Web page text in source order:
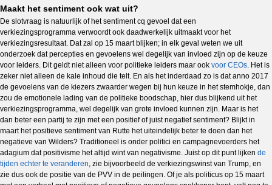
Maakt het sentiment ook wat uit?
De slotvraag is natuurlijk of het sentiment cq gevoel dat een
verkiezingsprogramma verwoordt ook daadwerkelijk uitmaakt voor het
verkiezingsresultaat. Dat zal op 15 maart blijken; in elk geval weten we uit
onderzoek dat percepties en gevoelens wel degelijk van invloed zijn op de keuze
voor leiders. Dit geldt niet alleen voor politieke leiders maar ook voor CEOs. Het is
zeker niet alleen de kale inhoud die telt. En als het inderdaad zo is dat anno 2017
de gevoelens van de kiezers zwaarder wegen bij hun keuze in het stemhokje, dan
zou de emotionele lading van de politieke boodschap, hier dus blijkend uit het
verkiezingsprogramma, wel degelijk van grote invloed kunnen zijn. Maar is het
dan beter een partij te zijn met een positief of juist negatief sentiment? Blijkt in
maart het positieve sentiment van Rutte het uiteindelijk beter te doen dan het
negatieve van Wilders? Traditioneel is onder politici en campagnevoerders het
adagium dat positivisme het altijd wint van negativisme. Juist op dit punt lijken de
tijden echter te veranderen, zie bijvoorbeeld de verkiezingswinst van Trump, en
zie dus ook de positie van de PVV in de peilingen. Of je als politicus op 15 maart